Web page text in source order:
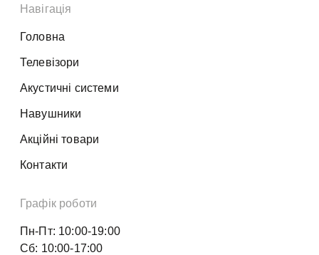
Навігація
Головна
Телевізори
Акустичні системи
Навушники
Акційні товари
Контакти
Графік роботи
Пн-Пт: 10:00-19:00
Сб: 10:00-17:00